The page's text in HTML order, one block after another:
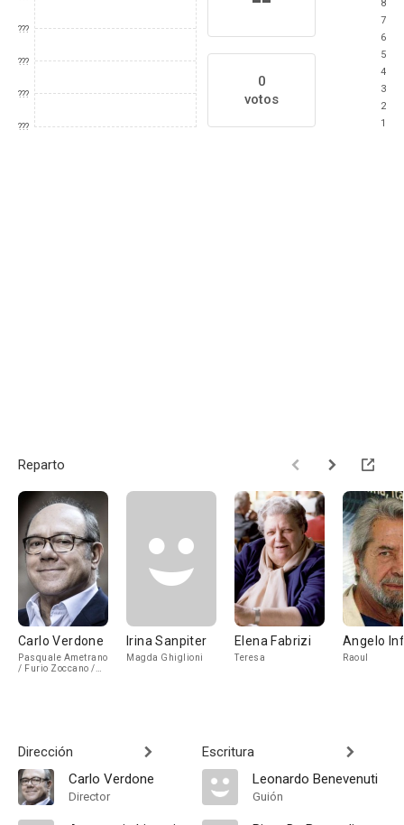
???
???
???
???
0
votos
8
7
6
5
4
3
2
1
Reparto
Carlo Verdone
Pasquale Ametrano
/ Furio Zoccano /
Irina Sanpiter
Magda Ghiglioni
Elena Fabrizi
Teresa
Angelo
Raoul
Dirección
Carlo Verdone
Director
Escritura
Leonardo Benevenuti
Guión